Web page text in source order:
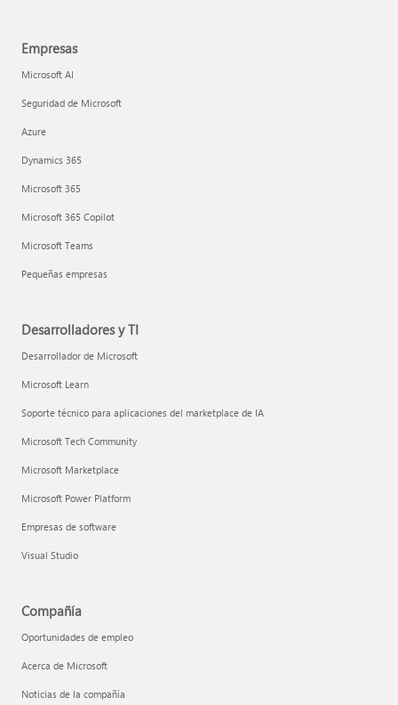
Empresas
Microsoft AI
Seguridad de Microsoft
Azure
Dynamics 365
Microsoft 365
Microsoft 365 Copilot
Microsoft Teams
Pequeñas empresas
Desarrolladores y TI
Desarrollador de Microsoft
Microsoft Learn
Soporte técnico para aplicaciones del marketplace de IA
Microsoft Tech Community
Microsoft Marketplace
Microsoft Power Platform
Empresas de software
Visual Studio
Compañía
Oportunidades de empleo
Acerca de Microsoft
Noticias de la compañía